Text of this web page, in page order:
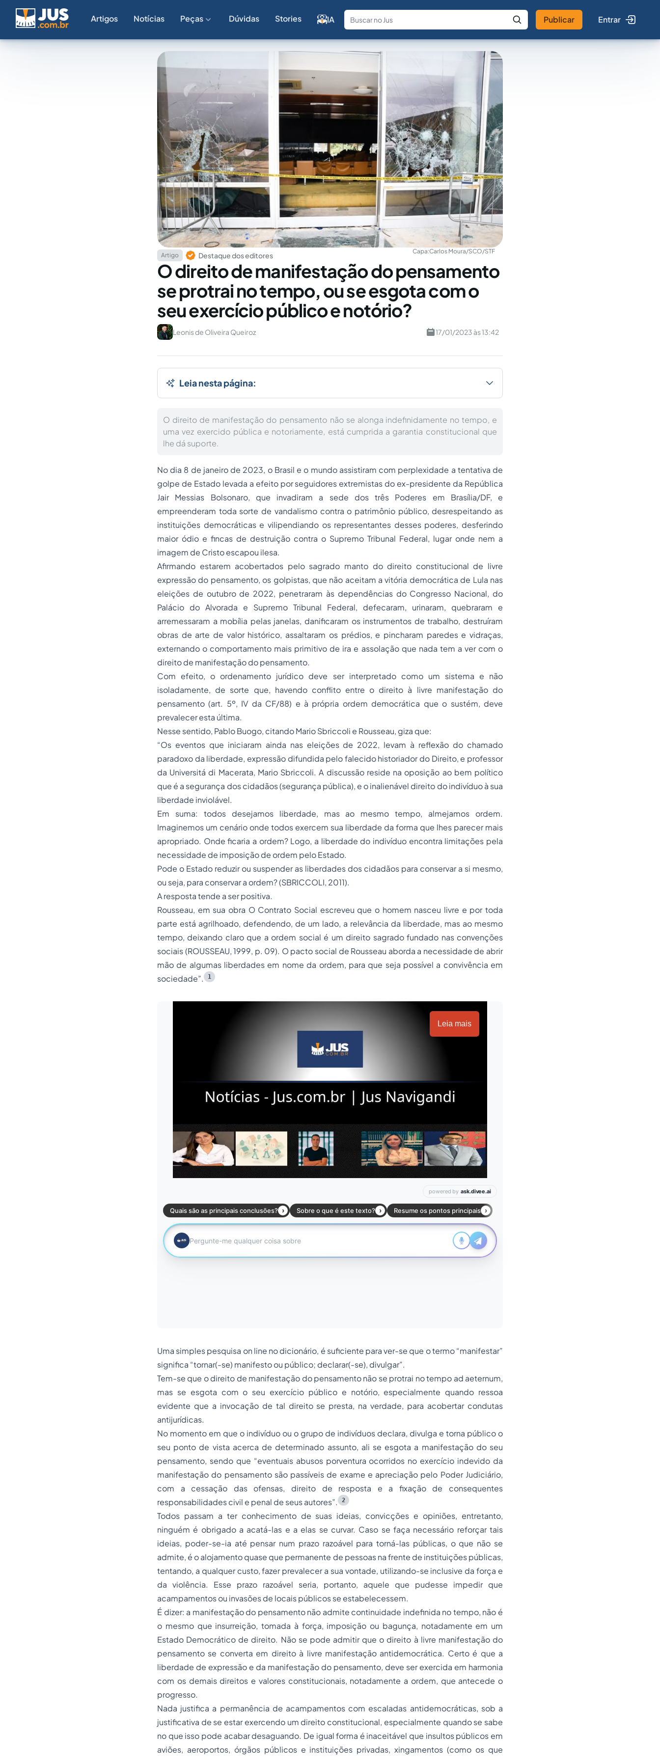
Artigos Notícias Peças Dúvidas Stories IA
Fale com a IA Buscar no Jus
Publicar Entrar
Capa:Carlos Moura/SCO/STF
Artigo Destaque dos editores
O direito de manifestação do pensamento
se protrai no tempo, ou se esgota com o
seu exercício público e notório?
Leonis de Oliveira Queiroz 17/01/2023 às 13:42
Leia nesta página:
O direito de manifestação do pensamento não se alonga indefinidamente no tempo, e
uma vez exercido pública e notoriamente, está cumprida a garantia constitucional que
lhe dá suporte.
No dia 8 de janeiro de 2023, o Brasil e o mundo assistiram com perplexidade a tentativa de
golpe de Estado levada a efeito por seguidores extremistas do ex-presidente da República
Jair Messias Bolsonaro, que invadiram a sede dos três Poderes em Brasília/DF, e
empreenderam toda sorte de vandalismo contra o patrimônio público, desrespeitando as
instituições democráticas e vilipendiando os representantes desses poderes, desferindo
maior ódio e fincas de destruição contra o Supremo Tribunal Federal, lugar onde nem a
imagem de Cristo escapou ilesa.
Afirmando estarem acobertados pelo sagrado manto do direito constitucional de livre
expressão do pensamento, os golpistas, que não aceitam a vitória democrática de Lula nas
eleições de outubro de 2022, penetraram às dependências do Congresso Nacional, do
Palácio do Alvorada e Supremo Tribunal Federal, defecaram, urinaram, quebraram e
arremessaram a mobília pelas janelas, danificaram os instrumentos de trabalho, destruíram
obras de arte de valor histórico, assaltaram os prédios, e pincharam paredes e vidraças,
externando o comportamento mais primitivo de ira e assolação que nada tem a ver com o
direito de manifestação do pensamento.
Com efeito, o ordenamento jurídico deve ser interpretado como um sistema e não
isoladamente, de sorte que, havendo conflito entre o direito à livre manifestação do
pensamento (art. 5º, IV da CF/88) e à própria ordem democrática que o sustém, deve
prevalecer esta última.
Nesse sentido, Pablo Buogo, citando Mario Sbriccoli e Rousseau, giza que:
“Os eventos que iniciaram ainda nas eleições de 2022, levam à reflexão do chamado
paradoxo da liberdade, expressão difundida pelo falecido historiador do Direito, e professor
da Universitá di Macerata, Mario Sbriccoli. A discussão reside na oposição ao bem político
que é a segurança dos cidadãos (segurança pública), e o inalienável direito do indivíduo à sua
liberdade inviolável.
Em suma: todos desejamos liberdade, mas ao mesmo tempo, almejamos ordem.
Imaginemos um cenário onde todos exercem sua liberdade da forma que lhes parecer mais
apropriado. Onde ficaria a ordem?Logo, a liberdade do indivíduo encontra limitações pela
necessidade de imposição de ordem pelo Estado.
Pode o Estado reduzir ou suspenderas liberdades dos cidadãos para conservar a si mesmo,
ou seja, para conservar a ordem?(SBRICCOLI, 2011).
A resposta tende a ser positiva.
Rousseau, em sua obra O Contrato Social escreveu que o homem nasceu livre e por toda
parte está agrilhoado, defendendo, de um lado, a relevância da liberdade, mas ao mesmo
tempo, deixando claro que a ordem social é um direito sagradofundado nas convenções
sociais (ROUSSEAU, 1999, p. 09). O pacto social de Rousseau aborda a necessidade de abrir
mão de algumas liberdades em nome da ordem, para que seja possível a convivência em
sociedade”.
1
Leia mais
Uma simples pesquisa on line no dicionário, é suficiente para ver-se que o termo “manifestar”
significa “tornar(-se) manifesto ou público; declarar(-se), divulgar”.
Tem-se que o direito de manifestação do pensamento não se protrai no tempo ad aeternum,
mas se esgota com o seu exercício público e notório, especialmente quando ressoa
evidente que a invocação de tal direito se presta, na verdade, para acobertar condutas
antijurídicas.
No momento em que o indivíduo ou o grupo de indivíduos declara, divulga e torna público o
seu ponto de vista acerca de determinado assunto, ali se esgota a manifestação do seu
pensamento, sendo que “eventuais abusos porventura ocorridos no exercício indevido da
manifestação do pensamento são passíveis de exame e apreciação pelo Poder Judiciário,
com a cessação das ofensas, direito de resposta e a fixação de consequentes
responsabilidades civil e penal de seus autores”. 2
Todos passam a ter conhecimento de suas ideias, convicções e opiniões, entretanto,
ninguém é obrigado a acatá-las e a elas se curvar. Caso se faça necessário reforçar tais
ideias, poder-se-ia até pensar num prazo razoável para torná-las públicas, o que não se
admite, é o alojamento quase que permanente de pessoas na frente de instituições públicas,
tentando, a qualquer custo, fazer prevalecer a sua vontade, utilizando-se inclusive da força e
da violência. Esse prazo razoável seria, portanto, aquele que pudesse impedir que
acampamentos ou invasões de locais públicos se estabelecessem.
É dizer: a manifestação do pensamento não admite continuidade indefinida no tempo, não é
o mesmo que insurreição, tomada à força, imposição ou bagunça, notadamente em um
Estado Democrático de direito. Não se pode admitir que o direito à livre manifestação do
pensamento se converta em direito à livre manifestação antidemocrática. Certo é que a
liberdade de expressão e da manifestação do pensamento, deve ser exercida em harmonia
com os demais direitos e valores constitucionais, notadamente a ordem, que antecede o
progresso.
Nada justifica a permanência de acampamentos com escaladas antidemocráticas, sob a
justificativa de se estar exercendo um direito constitucional, especialmente quando se sabe
no que isso pode acabar desaguando. De igual forma é inaceitável que insultos públicos em
aviões, aeroportos, órgãos públicos e instituições privadas, xingamentos (como os que